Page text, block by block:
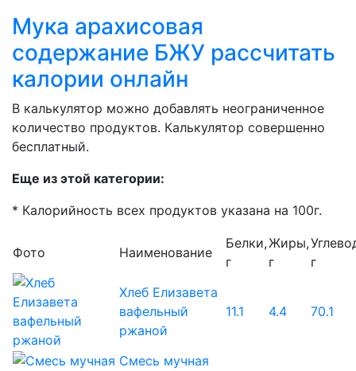
Мука арахисовая
содержание БЖУ рассчитать
калории онлайн
В калькулятор можно добавлять неограниченное
количество продуктов. Калькулятор совершенно
бесплатный.
Еще из этой категории:
* Калорийность всех продуктов указана на 100г.
Фото Наименование
Белки,
г
Жиры,
г
г
Хлеб Елизавета
вафельный
ржаной
11.1 4.4 70.1
Смесь мучная